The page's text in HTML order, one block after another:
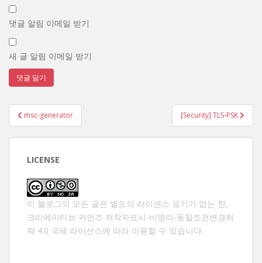
댓글 알림 이메일 받기
새 글 알림 이메일 받기
글
탐
색
msc-generator [Security] TLS-PSK
LICENSE
이 블로그의 모든 글은 별도의 라이센스 표기가 없는 한,
크리에이티브 커먼즈 저작자표시-비영리-동일조건변경허
락 4.0 국제 라이선스에 따라 이용할 수 있습니다.